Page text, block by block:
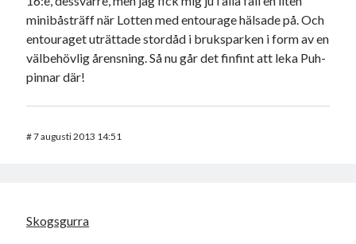
minibåsträff när Lotten med entourage hälsade på. Och
entouraget uträttade stordåd i bruksparken i form av en
välbehövlig årensning. Så nu går det finfint att leka Puh-
pinnar där!
#7 augusti 2013 14:51
Skogsgurra